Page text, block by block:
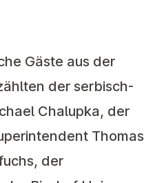
Gäste aus der
der serbisch-
Chalupka, der
Thomas
der